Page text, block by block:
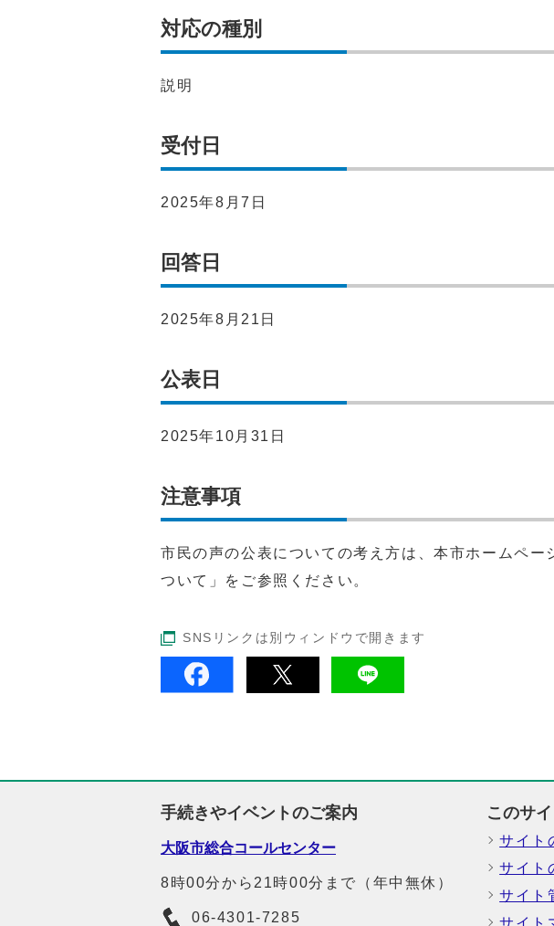
対応の種別
説明
受付日
2025年8月7日
回答日
2025年8月21日
公表日
2025年10月31日
注意事項
市民の声の公表についての考え方は、本市ホームペー
ついて」をご参照ください。
SNSリンクは別ウィンドウで開きます
手続きやイベントのご案内
大阪市総合コールセンター
8時00分から21時00分まで（年中無休）
06-4301-7285
このサ
サイト
サイト
サイト
サイト